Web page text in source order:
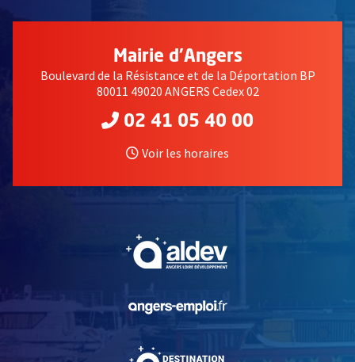
Mairie d'Angers
Boulevard de la Résistance et de la Déportation BP
80011 49020 ANGERS Cedex 02
02 41 05 40 00
Voir les horaires
, Ouvre une nouvelle